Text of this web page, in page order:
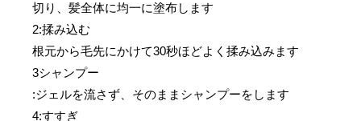
切り、髪全体に均一に塗布します
2:揉み込む
根元から毛先にかけて30秒ほどよく揉み込みます
3シャンプー
:ジェルを流さず、そのままシャンプーをします
4:すすぎ